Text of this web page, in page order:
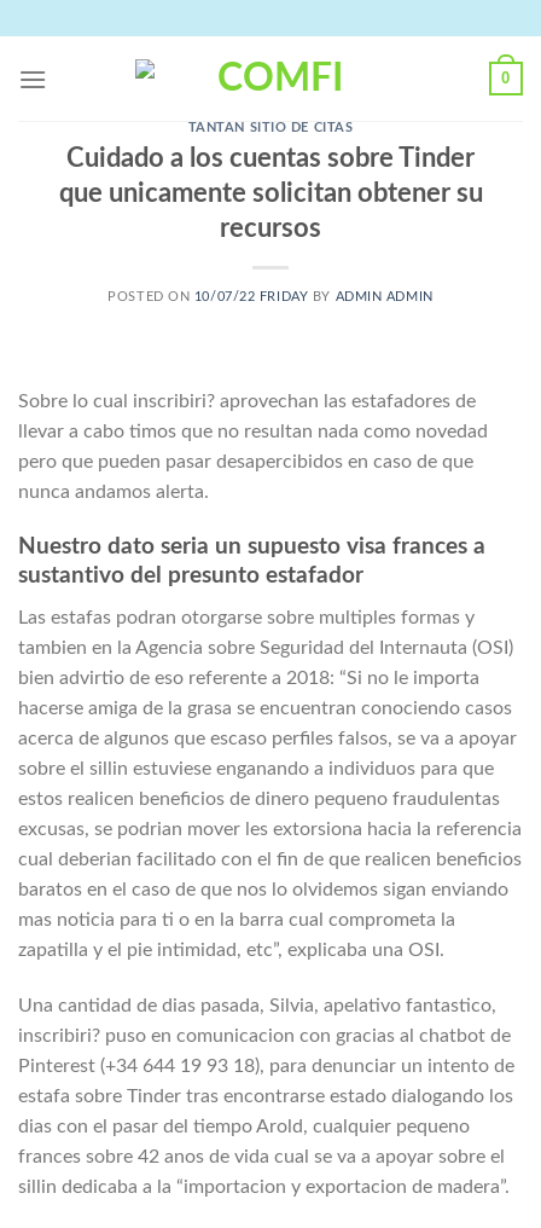
content
0
TANTAN SITIO DE CITAS
Cuidado a los cuentas sobre Tinder
que unicamente solicitan obtener su
recursos
POSTED ON 10/07/22 FRIDAY BY ADMIN ADMIN
Sobre lo cual inscribiri? aprovechan las estafadores de
llevar a cabo timos que no resultan nada como novedad
pero que pueden pasar desapercibidos en caso de que
nunca andamos alerta.
Nuestro dato seri­a un supuesto visa frances a
sustantivo del presunto estafador
Las estafas podran otorgarse sobre multiples formas y
tambien en la Agencia sobre Seguridad del Internauta (OSI)
bien advirtio de eso referente a 2018: “Si no le importa
hacerse amiga de la grasa se encuentran conociendo casos
acerca de algunos que escaso perfiles falsos, se va a apoyar
sobre el silli­n estuviese enganando a individuos para que
estos realicen beneficios de dinero pequeno fraudulentas
excusas, se podri­an mover les extorsiona hacia la referencia
cual deberian facilitado con el fin de que realicen beneficios
baratos en el caso de que nos lo olvidemos sigan enviando
mas noticia para ti o en la barra cual comprometa la
zapatilla y el pie intimidad, etc”, explicaba una OSI.
Una cantidad de dias pasada, Silvia, apelativo fantastico,
inscribiri? puso en comunicacion con gracias al chatbot de
Pinterest (+34 644 19 93 18), para denunciar un intento de
estafa sobre Tinder tras encontrarse estado dialogando los
dias con el pasar del tiempo Arold, cualquier pequeno
frances sobre 42 anos de vida cual se va a apoyar sobre el
silli­n dedicaba a la “importacion y exportacion de madera”.